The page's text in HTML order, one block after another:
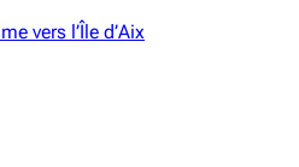
vers l’Île d’Aix